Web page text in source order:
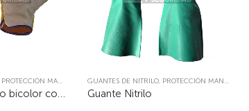
PROTECCIÓN MANUAL
Guante ingeniero bicolor corto
GUANTES DE NITRILO, PROTECCIÓN MANUAL
Guante Nitrilo